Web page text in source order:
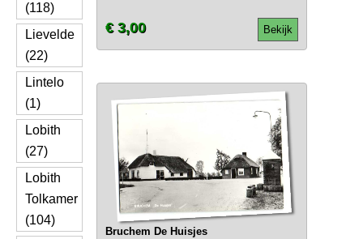
(118)
Lievelde
(22)
Lintelo
(1)
Lobith
(27)
Lobith
Tolkamer
(104)
Bekijk
€ 3,00
Bruchem De Huisjes